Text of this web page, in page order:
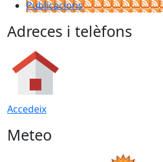
Publicacions
Adreces i telèfons
Accedeix
Meteo